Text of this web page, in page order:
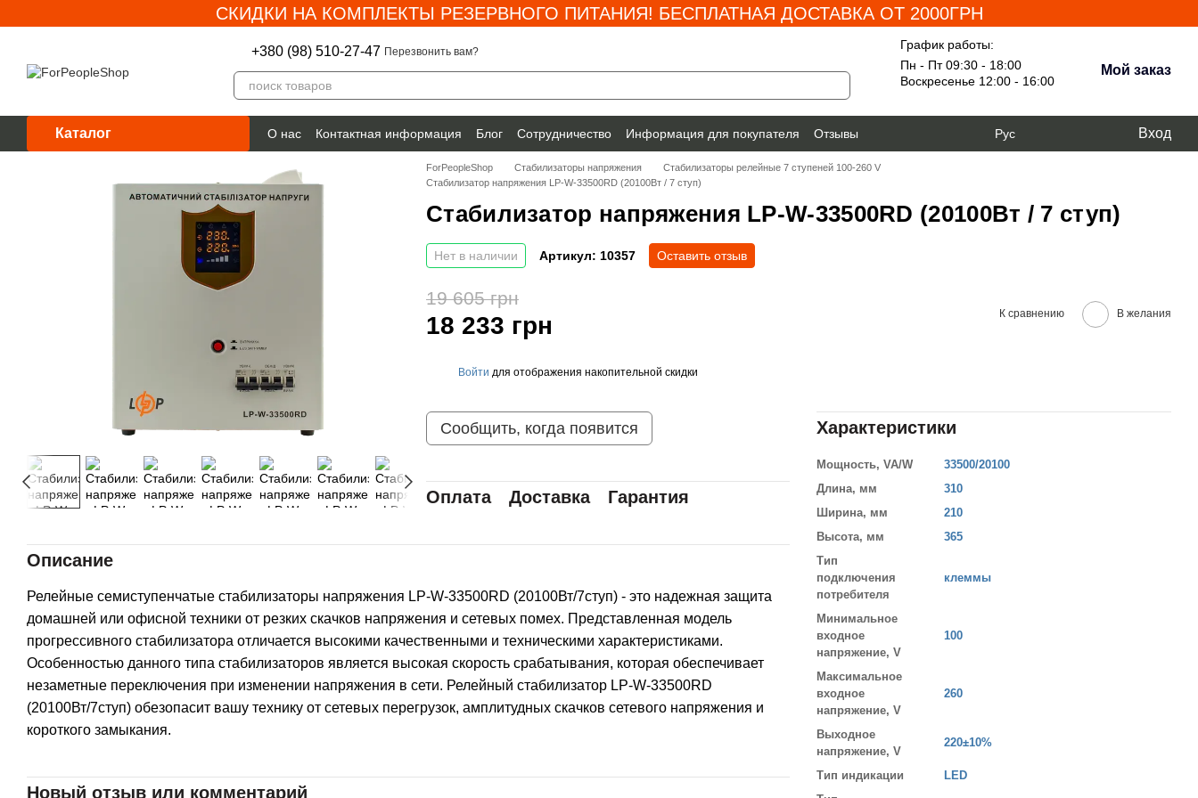
СКИДКИ НА КОМПЛЕКТЫ РЕЗЕРВНОГО ПИТАНИЯ! БЕСПЛАТНАЯ ДОСТАВКА ОТ 2000ГРН
+380 (98) 510-27-47 Перезвонить вам?
График работы:
Пн - Пт 09:30 - 18:00
Воскресенье 12:00 - 16:00
Мой заказ
Каталог О нас Контактная информация Блог Сотрудничество Информация для покупателя
Отзывы
Гарантия
Рус Вход
ForPeopleShop Стабилизаторы напряжения
Стабилизаторы релейные 7 ступеней 100-260 V
Стабилизатор напряжения LP-W-33500RD (20100Вт / 7 ступ)
Стабилизатор напряжения LP-W-33500RD (20100Вт / 7 ступ)
Нет в наличии Артикул: 10357 Оставить отзыв
18 233 грн
19 605 грн
К сравнению В желания
Войти для отображения накопительной скидки
Сообщить, когда появится
Оплата Доставка Гарантия
Характеристики
Мощность, VA/W
33500/20100
Длина, мм
310
Ширина, мм
210
Высота, мм
365
Тип
подключения
потребителя
клеммы
Минимальное
входное
напряжение, V
100
Максимальное
входное
напряжение, V
260
Выходное
напряжение, V
220±10%
Тип индикации
LED
Описание
Релейные семиступенчатые стабилизаторы напряжения LP-W-33500RD (20100Вт/7ступ) - это надежная защита
домашней или офисной техники от резких скачков напряжения и сетевых помех. Представленная модель
прогрессивного стабилизатора отличается высокими качественными и техническими характеристиками.
Особенностью данного типа стабилизаторов является высокая скорость срабатывания, которая обеспечивает
незаметные переключения при изменении напряжения в сети. Релейный стабилизатор LP-W-33500RD
(20100Вт/7ступ) обезопасит вашу технику от сетевых перегрузок, амплитудных скачков сетевого напряжения и
короткого замыкания.
Новый отзыв или комментарий